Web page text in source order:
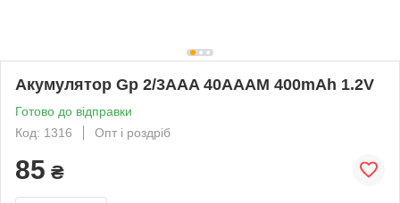
Акумулятор Gp 2/3AAA 40AAAM 400mAh 1.2V
Готово до відправки
Код: 1316
Опт і роздріб
85 ₴